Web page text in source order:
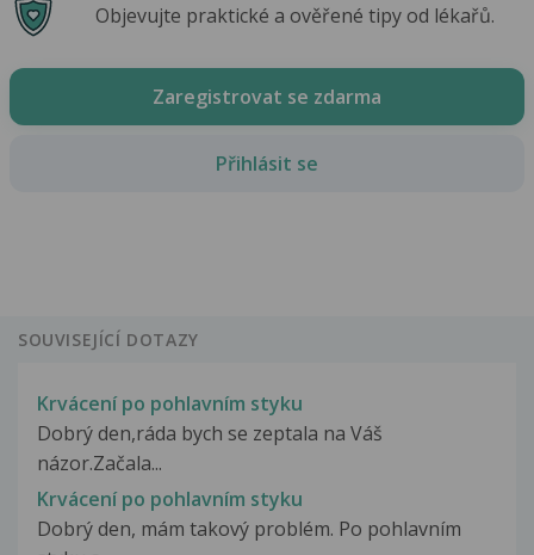
Objevujte praktické a ověřené tipy od lékařů.
Zaregistrovat se zdarma
Přihlásit se
SOUVISEJÍCÍ DOTAZY
Krvácení po pohlavním styku
Dobrý den,ráda bych se zeptala na Váš
názor.Začala...
Krvácení po pohlavním styku
Dobrý den, mám takový problém. Po pohlavním